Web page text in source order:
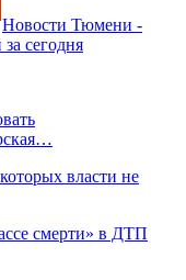
Новости Тюмени -
сегодня
власти не
смерти» в ДТП